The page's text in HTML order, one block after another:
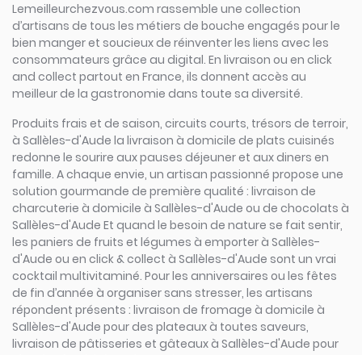
Lemeilleurchezvous.com rassemble une collection
d’artisans de tous les métiers de bouche engagés pour le
bien manger et soucieux de réinventer les liens avec les
consommateurs grâce au digital. En livraison ou en click
and collect partout en France, ils donnent accès au
meilleur de la gastronomie dans toute sa diversité.
Produits frais et de saison, circuits courts, trésors de terroir,
à Sallèles-d'Aude la livraison à domicile de plats cuisinés
redonne le sourire aux pauses déjeuner et aux diners en
famille. A chaque envie, un artisan passionné propose une
solution gourmande de première qualité : livraison de
charcuterie à domicile à Sallèles-d'Aude ou de chocolats à
Sallèles-d'Aude Et quand le besoin de nature se fait sentir,
les paniers de fruits et légumes à emporter à Sallèles-
d'Aude ou en click & collect à Sallèles-d'Aude sont un vrai
cocktail multivitaminé. Pour les anniversaires ou les fêtes
de fin d’année à organiser sans stresser, les artisans
répondent présents : livraison de fromage à domicile à
Sallèles-d'Aude pour des plateaux à toutes saveurs,
livraison de pâtisseries et gâteaux à Sallèles-d'Aude pour